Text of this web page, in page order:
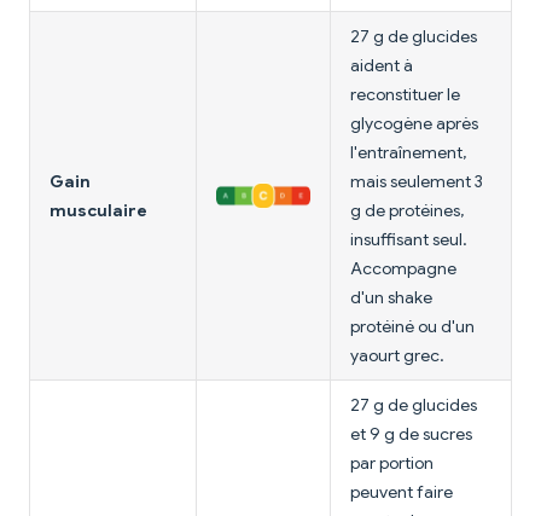
Gain
musculaire
27 g de glucides
aident à
reconstituer le
glycogène après
l'entraînement,
mais seulement 3
g de protéines,
insuffisant seul.
Accompagne
d'un shake
protéiné ou d'un
yaourt grec.
27 g de glucides
et 9 g de sucres
par portion
peuvent faire